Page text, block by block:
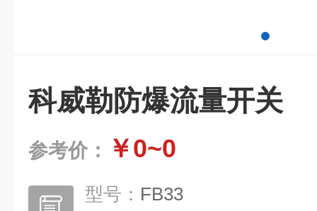
科威勒防爆流量开关
参考价： ￥0~0
型号： FB33